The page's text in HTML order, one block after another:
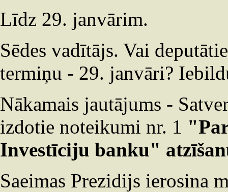
Līdz 29. janvārim.
Sēdes vadītājs. Vai
termiņu - 29. janvāri?
Nākamais jautājums -
izdotie noteikumi nr. 1
Investīciju banku"
Saeimas Prezidijs ierosina